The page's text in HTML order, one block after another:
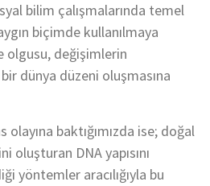
bilim çalışmalarında temel
biçimde kullanılmaya
olgusu, değişimlerin
dünya düzeni oluşmasına
olayına baktığımızda ise; doğal
DNA yapısını
yöntemler aracılığıyla bu